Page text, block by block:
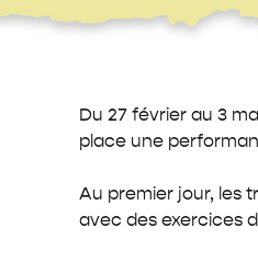
Du 27 février au 3
place une
Au premier jour, les
avec des exercices